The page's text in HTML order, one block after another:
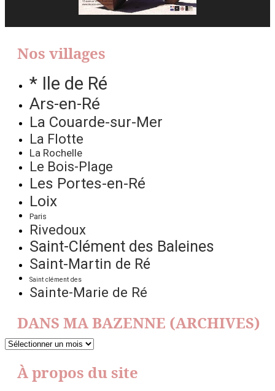
Nos villages
* Ile de Ré
Ars-en-Ré
La Couarde-sur-Mer
La Flotte
La Rochelle
Le Bois-Plage
Les Portes-en-Ré
Loix
Paris
Rivedoux
Saint-Clément des Baleines
Saint-Martin de Ré
Saint clément des
Sainte-Marie de Ré
DANS MA BAZENNE (ARCHIVES)
DANS
BAZENNE
(ARCHIVES)
À propos du site